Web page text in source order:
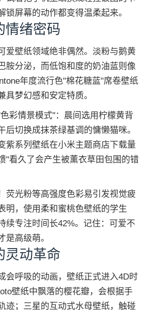
锁屏幕的动作都变得温柔起来。
情绪密码
爱壁纸领域绝非偶然。淡粉与鹅黄
胺分泌，而低饱和度的奶油蓝则像
年度流行色"棉花糖蓝"席卷壁纸
具梦幻感和安定特质。
彩情景模式"：晨间选用柠檬黄背
后切换成抹茶绿基调的慵懒猫咪。
紫系列壁纸在小米主题商店下载量
"看久了会产生被薰衣草田包围的错
荧光粉等高强度色彩易引发视觉疲
明，使用柔和蜜桃色壁纸的学生
续专注时间长42%。记住：可爱不
是高级萌。
灵动革命
会呼吸的动画，壁纸正式进入4D时
壁纸中飘落的樱花瓣，会根据手
迹；三星的互动式水母壁纸，触碰